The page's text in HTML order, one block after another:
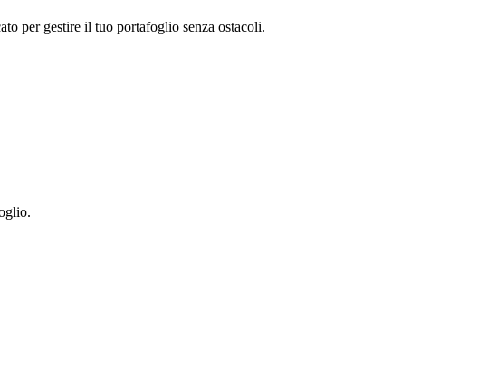
per gestire il tuo portafoglio senza ostacoli.